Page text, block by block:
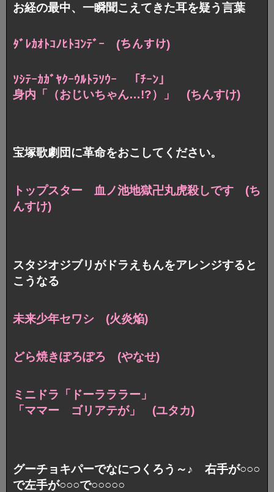
お経の最中、一瞬聞こえてきた耳を疑う言葉
ﾀﾞﾚｶｵﾄｺﾉﾋﾄﾖﾝﾃﾞｰ (ちんすけ)
ｿｼﾃｰｶｶﾞﾔｸｰｳﾙﾄﾗｿｳｰ 「ﾁｰﾝ」
身内「（おじいちゃん…!?）」 (ちんすけ)
宝塚歌劇団に革命をおこしてください。
トップスター 血ノ池地獄卍丸虎殺しです (ち
んすけ)
スタジオジブリがドラえもんをアレンジすると
こうなる
未来少年セワシ (火炎焔)
どら焼きぽろぽろ (やなせ)
ミニドラ「ドーラララー」
「ママー ゴリアテが」 (ユタカ)
グーチョキパーでなにつくろう～♪ 右手が○○○
で左手が○○○で○○○○○